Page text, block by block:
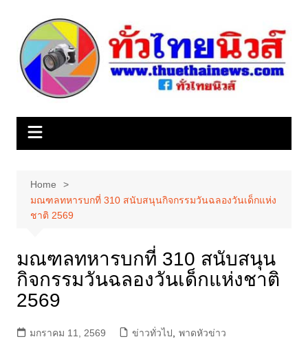
content
Home
มณฑลทหารบกที่ 310 สนับสนุนกิจกรรมวันฉลองวันเด็กแห่ง
ชาติ 2569
มณฑลทหารบกที่ 310 สนับสนุน
กิจกรรมวันฉลองวันเด็กแห่งชาติ
2569
มกราคม 11, 2569 ข่าวทั่วไป พาดหัวข่าว